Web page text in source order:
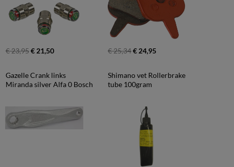
€ 23,95€ 21,50 € 25,34€ 24,95
Gazelle Crank links
Miranda silver Alfa 0 Bosch
Shimano vet Rollerbrake
tube 100gram